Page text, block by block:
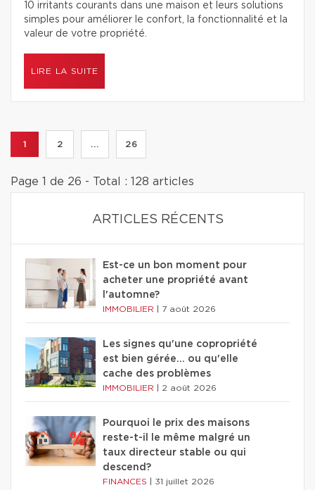
10 irritants courants dans une maison et leurs solutions
simples pour améliorer le confort, la fonctionnalité et la
valeur de votre propriété.
LIRE LA SUITE
1 2 ... 26
Page 1 de 26 - Total : 128 articles
ARTICLES RÉCENTS
Est-ce un bon moment pour
acheter une propriété avant
l'automne?
IMMOBILIER 7 août 2026
Les signes qu'une copropriété
est bien gérée… ou qu'elle
cache des problèmes
IMMOBILIER 2 août 2026
Pourquoi le prix des maisons
reste-t-il le même malgré un
taux directeur stable ou qui
descend?
FINANCES 31 juillet 2026